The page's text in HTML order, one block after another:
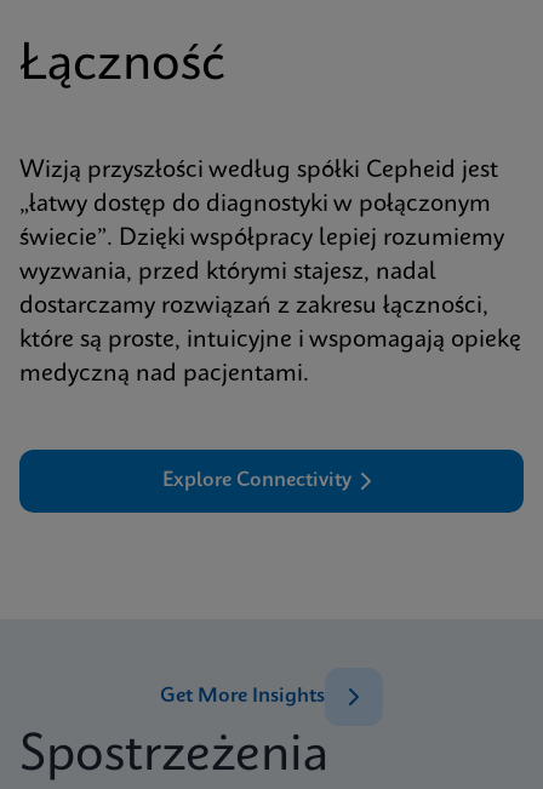
Łączność
Wizją przyszłości według spółki Cepheid jest
„łatwy dostęp do diagnostyki w połączonym
świecie”. Dzięki współpracy lepiej rozumiemy
wyzwania, przed którymi stajesz, nadal
dostarczamy rozwiązań z zakresu łączności,
które są proste, intuicyjne i wspomagają opiekę
medyczną nad pacjentami.
Explore Connectivity
Spostrzeżenia
Get More Insights